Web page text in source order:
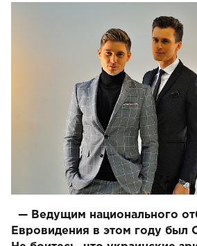
— Ведущим национального
Евровидения в этом году был